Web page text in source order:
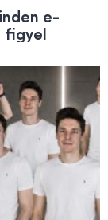
e-
figyel